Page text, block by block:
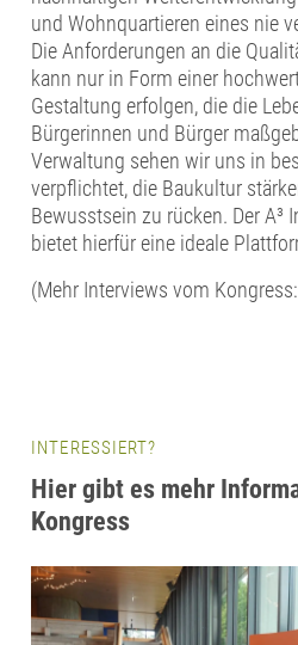
und Wohnquartieren eines nie
Die Anforderungen an die
kann nur in Form einer
Gestaltung erfolgen, die die
Bürgerinnen und Bürger
Verwaltung sehen wir uns in
verpflichtet, die Baukultur
Bewusstsein zu rücken. Der A³
bietet hierfür eine ideale
(Mehr Interviews vom
INTERESSIERT?
Hier gibt es mehr
Kongress